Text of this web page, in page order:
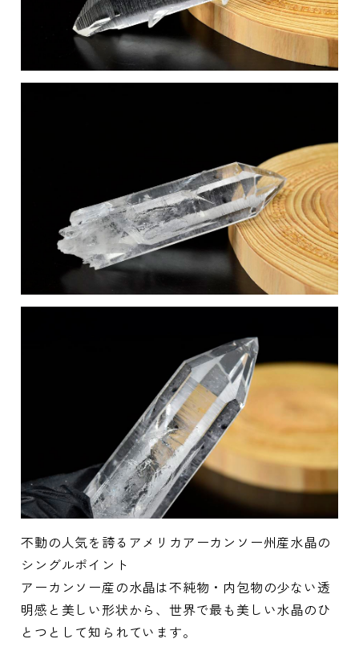
不動の人気を誇るアメリカアーカンソー州産水晶の
シングルポイント
アーカンソー産の水晶は不純物・内包物の少ない透
明感と美しい形状から、世界で最も美しい水晶のひ
とつとして知られています。